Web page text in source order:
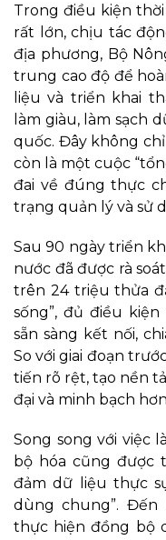
Trong điều kiện
rất lớn, chịu tác
địa phương, Bộ
trung cao độ để
liệu và triển khai
làm giàu, làm sạch
quốc. Đây không
còn là một cuộc
đai về đúng thực
trạng quản lý và sử
Sau 90 ngày triển
nước đã được rà
trên 24 triệu thửa
sống”, đủ điều
sẵn sàng kết nối,
So với giai đoạn
tiến rõ rệt, tạo nền
đại và minh bạch
Song song với việc
bộ hóa cũng được
đảm dữ liệu thực
dùng chung”. Đến
thực hiện đồng bộ